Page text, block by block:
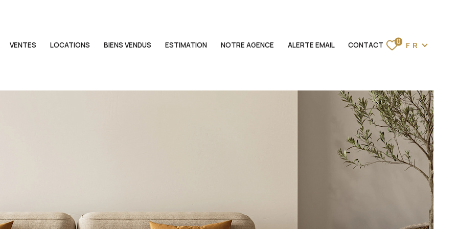
LOCATIONS
BIENS VENDUS
ESTIMATION
NOTRE AGENCE
ALERTE EMAIL
0 Langue
FR
VENTES LOCATIONS BIENS VENDUS ESTIMATION NOTRE AGENCE ALERTE EMAIL CONTACT